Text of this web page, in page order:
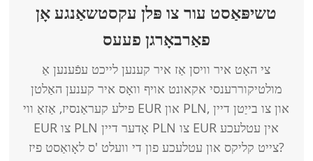
טשיפּאַסט עור צו פּלן עקסטשאַנגע אָן
פאַרבאָרגן פעעס
צי האָט איר וויסן אַז איר קענען לייכט עפֿענען אַ
מולטיקוררענסי אקאונט אויף וואָס איר קענען האַלטן
פילע קעראַנסיז, אַזאַ ווי EUR און PLN, און צו בייַטן דיין
EUR צו PLN אָדער דיין PLN צו EUR אין עטלעכע
צייט קליקס און עטלעכע פון ​​די וועלט 'ס לאָואַסט פיז?